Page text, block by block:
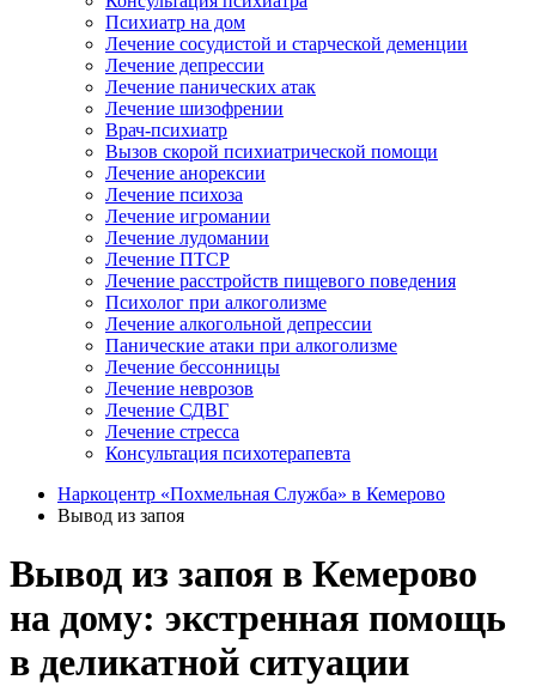
Психиатр на дом
Лечение сосудистой и старческой деменции
Лечение депрессии
Лечение панических атак
Лечение шизофрении
Врач-психиатр
Вызов скорой психиатрической помощи
Лечение анорексии
Лечение психоза
Лечение игромании
Лечение лудомании
Лечение ПТСР
Лечение расстройств пищевого поведения
Психолог при алкоголизме
Лечение алкогольной депрессии
Панические атаки при алкоголизме
Лечение бессонницы
Лечение неврозов
Лечение СДВГ
Лечение стресса
Консультация психотерапевта
Наркоцентр «Похмельная Служба» в Кемерово
Вывод из запоя
Вывод из запоя в Кемерово
на дому: экстренная помощь
в деликатной ситуации